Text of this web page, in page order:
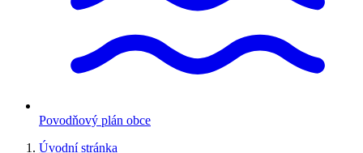
Povodňový plán obce
Úvodní stránka